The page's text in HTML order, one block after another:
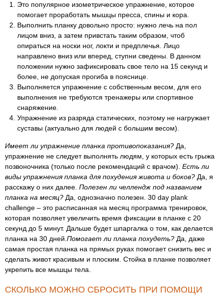
Это популярное изометрическое упражнение, которое
помогает проработать мышцы пресса, спины и кора.
Выполнить планку довольно просто: нужно лечь на пол
лицом вниз, а затем привстать таким образом, чтоб
опираться на носки ног, локти и предплечья. Лицо
направлено вниз или вперед, ступни сведены. В данном
положении нужно зафиксировать свое тело на 15 секунд и
более, не допуская прогиба в пояснице.
Выполняется упражнение с собственным весом, для его
выполнения не требуются тренажеры или спортивное
снаряжение.
Упражнение из разряда статических, поэтому не нагружает
суставы (актуально для людей с большим весом).
Имеет ли упражнение планка противопоказания? Да,
упражнение не следует выполнять людям, у которых есть грыжа
позвоночника (только после рекомендаций с врачом). Есть ли
виды упражнения планка для похудения живота и боков? Да, я
расскажу о них далее. Полезен ли челлендж под названием
планка на месяц? Да, однозначно полезен. 30 day plank
challenge – это расписанная на месяц программа тренировок,
которая позволяет увеличить время фиксации в планке с 20
секунд до 5 минут. Дальше будет шпаргалка о том, как делается
планка на 30 дней. Помогает ли планка похудеть? Да, даже
самая простая планка на прямых руках помогает снизить вес и
сделать живот красивым и плоским. Стойка в планке позволяет
укрепить все мышцы тела.
СКОЛЬКО МОЖНО СБРОСИТЬ ПРИ ПОМОЩИ